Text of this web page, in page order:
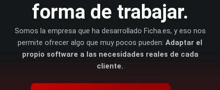
forma de trabajar.
Somos la empresa que ha desarrollado Ficha.es, y eso nos
permite ofrecer algo que muy pocos pueden: Adaptar el
propio software a las necesidades reales de cada
cliente.